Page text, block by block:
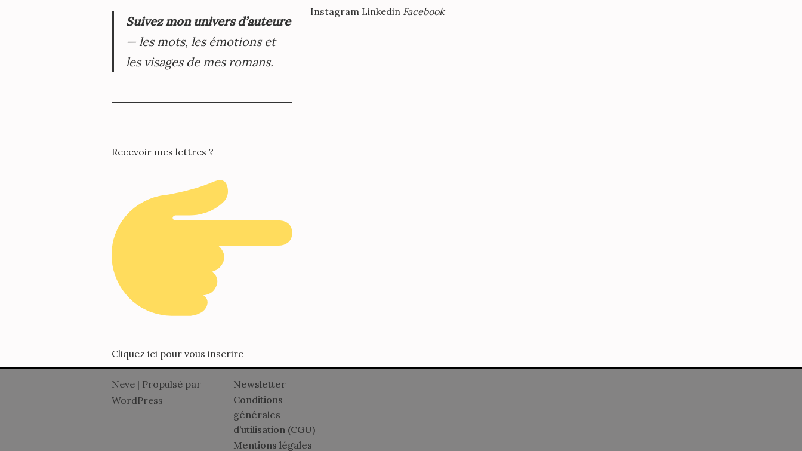
Suivez mon univers d’auteure
— les mots, les émotions et
les visages de mes romans.
Recevoir mes lettres ?
Cliquez ici pour vous inscrire
Instagram Linkedin Facebook
Neve | Propulsé par
WordPress
Newsletter
Conditions
générales
d’utilisation (CGU)
Mentions légales